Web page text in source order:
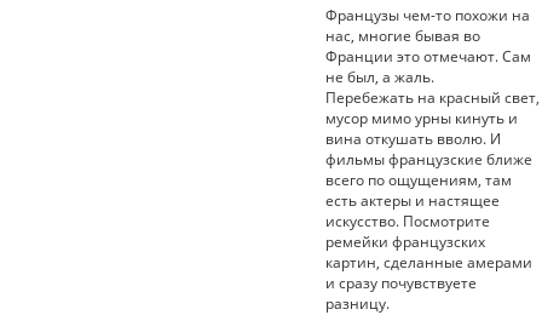
Французы чем-то похожи на
нас, многие бывая во
Франции это отмечают. Сам
не был, а жаль.
Перебежать на красный свет,
мусор мимо урны кинуть и
вина откушать вволю. И
фильмы французские ближе
всего по ощущениям, там
есть актеры и настящее
искусство. Посмотрите
ремейки французских
картин, сделанные амерами
и сразу почувствуете
разницу.